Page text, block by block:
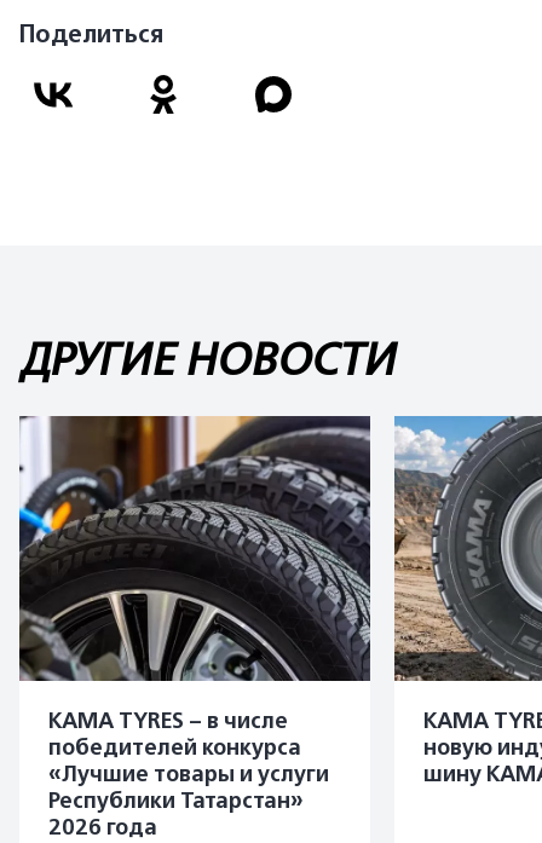
Поделиться
ДРУГИЕ НОВОСТИ
KAMA TYRES – в числе
победителей конкурса
«Лучшие товары и услуги
Республики Татарстан»
2026 года
KAMA
новую
шину